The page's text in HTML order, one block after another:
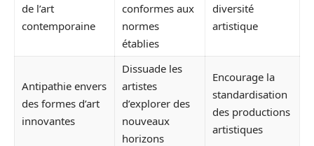
de l’art
contemporaine
conformes aux
normes
établies
diversité
artistique
Antipathie envers
des formes d’art
innovantes
Dissuade les
artistes
d’explorer des
nouveaux
horizons
Encourage la
standardisation
des productions
artistiques